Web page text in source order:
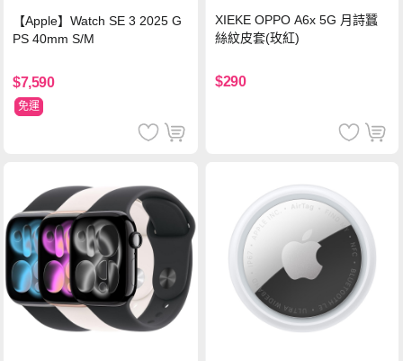
【Apple】Watch SE 3 2025 G
PS 40mm S/M
$7,590
免運
XIEKE OPPO A6x 5G 月詩蠶
絲紋皮套(玫紅)
$290